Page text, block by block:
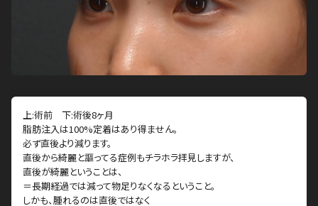
上:術前 下:術後8ヶ月
脂肪注入は100%定着はあり得ません。
必ず直後より減ります。
直後から綺麗と謳ってる症例もチラホラ拝見しますが、
直後が綺麗ということは、
＝長期経過では減って物足りなくなるということ。
しかも、腫れるのは直後ではなく